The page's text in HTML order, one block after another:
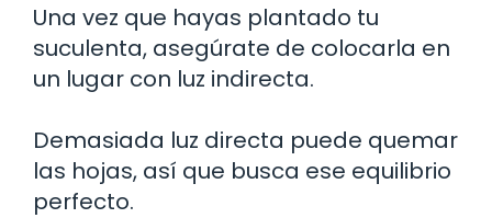
Una vez que hayas plantado tu
suculenta, asegúrate de colocarla en
un lugar con luz indirecta.
Demasiada luz directa puede quemar
las hojas, así que busca ese equilibrio
perfecto.